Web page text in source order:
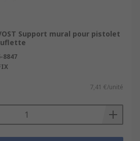
Support mural pour pistolet
8847
7,41 €/unité